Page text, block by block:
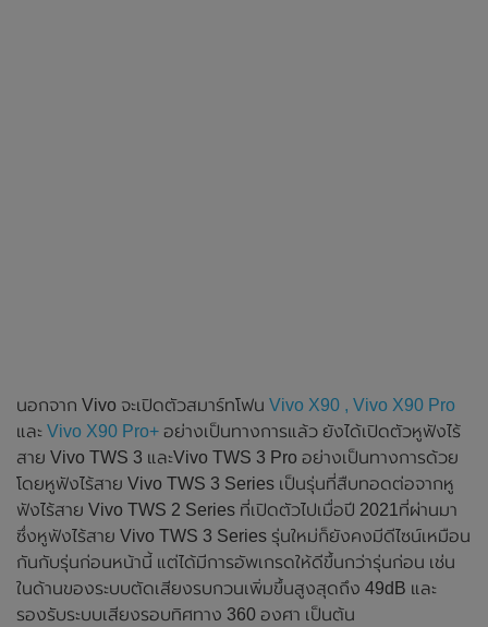
นอกจาก Vivo จะเปิดตัวสมาร์ทโฟน Vivo X90 , Vivo X90 Pro
และ Vivo X90 Pro+ อย่างเป็นทางการแล้ว ยังได้เปิดตัวหูฟังไร้
สาย Vivo TWS 3 และVivo TWS 3 Pro อย่างเป็นทางการด้วย
โดยหูฟังไร้สาย Vivo TWS 3 Series เป็นรุ่นที่สืบทอดต่อจากหู
ฟังไร้สาย Vivo TWS 2 Series ที่เปิดตัวไปเมื่อปี 2021ที่ผ่านมา
ซึ่งหูฟังไร้สาย Vivo TWS 3 Series รุ่นใหม่ก็ยังคงมีดีไซน์เหมือน
กันกับรุ่นก่อนหน้านี้ แต่ได้มีการอัพเกรดให้ดีขึ้นกว่ารุ่นก่อน เช่น
ในด้านของระบบตัดเสียงรบกวนเพิ่มขึ้นสูงสุดถึง 49dB และ
รองรับระบบเสียงรอบทิศทาง 360 องศา เป็นต้น